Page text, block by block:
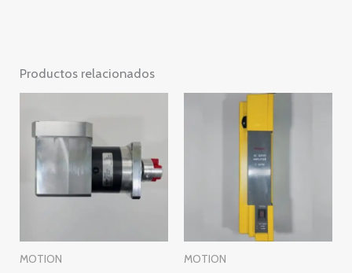
Productos relacionados
MOTION MOTION